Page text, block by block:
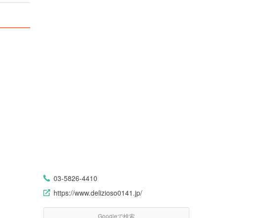
03-5826-4410
https://www.delizioso0141.jp/
Googleで検索